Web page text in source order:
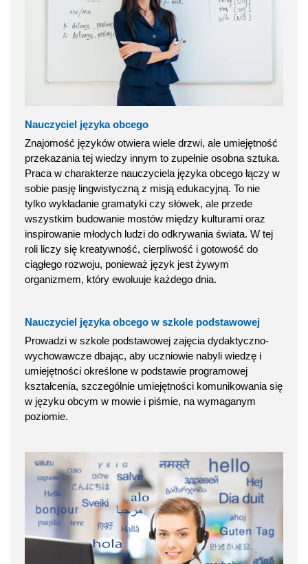
Nauczyciel języka obcego
Znajomość języków otwiera wiele drzwi, ale umiejętność
przekazania tej wiedzy innym to zupełnie osobna sztuka.
Praca w charakterze nauczyciela języka obcego łączy w
sobie pasję lingwistyczną z misją edukacyjną. To nie
tylko wykładanie gramatyki czy słówek, ale przede
wszystkim budowanie mostów między kulturami oraz
inspirowanie młodych ludzi do odkrywania świata. W tej
roli liczy się kreatywność, cierpliwość i gotowość do
ciągłego rozwoju, ponieważ język jest żywym
organizmem, który ewoluuje każdego dnia.
Nauczyciel języka obcego w szkole podstawowej
Prowadzi w szkole podstawowej zajęcia dydaktyczno-
wychowawcze dbając, aby uczniowie nabyli wiedzę i
umiejętności określone w podstawie programowej
kształcenia, szczególnie umiejętności komunikowania się
w języku obcym w mowie i piśmie, na wymaganym
poziomie.